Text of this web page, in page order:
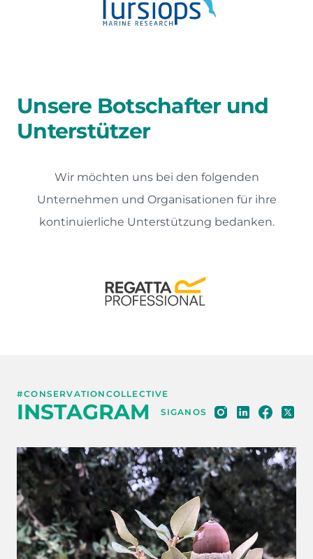
Unsere Botschafter und
Unterstützer
Wir möchten uns bei den folgenden
Unternehmen und Organisationen für ihre
kontinuierliche Unterstützung bedanken.
#CONSERVATIONCOLLECTIVE
INSTAGRAM SIGANOS